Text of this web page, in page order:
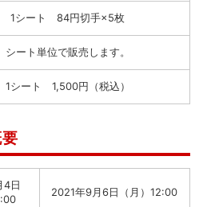
1シート 84円切手×5枚
シート単位で販売します。
1シート 1,500円（税込）
4日
2021年9月6日（月）12:00